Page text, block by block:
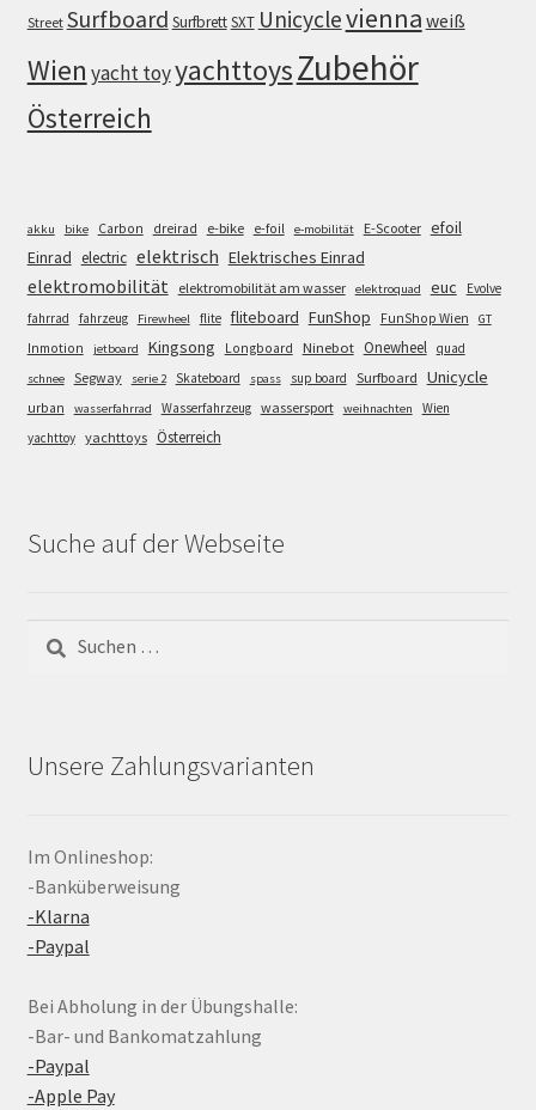
Street Surfboard SurfbrettSXT Unicyclevienna weiß
Wien yacht toyyachttoysZubehör
Österreich
akku bike Carbon dreirad e-bike e-foil e-mobilität E-Scooter efoil
Einrad electric elektrisch Elektrisches Einrad
elektromobilität elektromobilität am wasser elektroquad euc
Evolve
fahrrad
fahrzeug Firewheel flite fliteboard FunShop FunShop Wien GT
Inmotion jetboard Kingsong Longboard Ninebot Onewheel quad
schnee Segway serie 2 Skateboard spass sup board Surfboard Unicycle
urban wasserfahrrad Wasserfahrzeug wassersport weihnachten
Wien
yachttoy yachttoys Österreich
Suche auf der Webseite
Suchen
nach:
Unsere Zahlungsvarianten
Im Onlineshop:
-Banküberweisung
-Klarna
-Paypal
Bei Abholung in der Übungshalle:
-Bar- und Bankomatzahlung
-Paypal
-Apple Pay